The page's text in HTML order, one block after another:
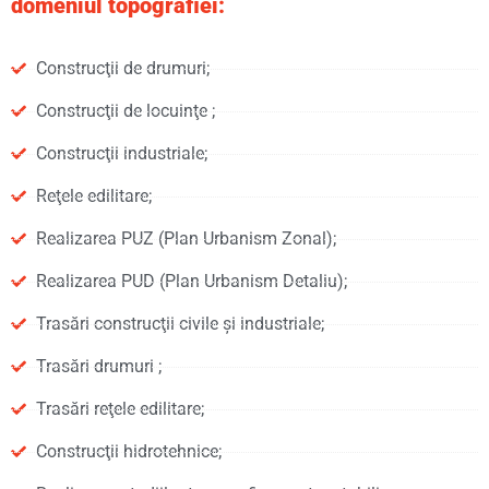
domeniul topografiei:
Construcţii de drumuri;
Construcţii de locuinţe ;
Construcţii industriale;
Reţele edilitare;
Realizarea PUZ (Plan Urbanism Zonal);
Realizarea PUD (Plan Urbanism Detaliu);
Trasări construcţii civile şi industriale;
Trasări drumuri ;
Trasări reţele edilitare;
Construcţii hidrotehnice;